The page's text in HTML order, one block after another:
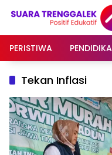
PERISTIWA
Tekan Inflasi